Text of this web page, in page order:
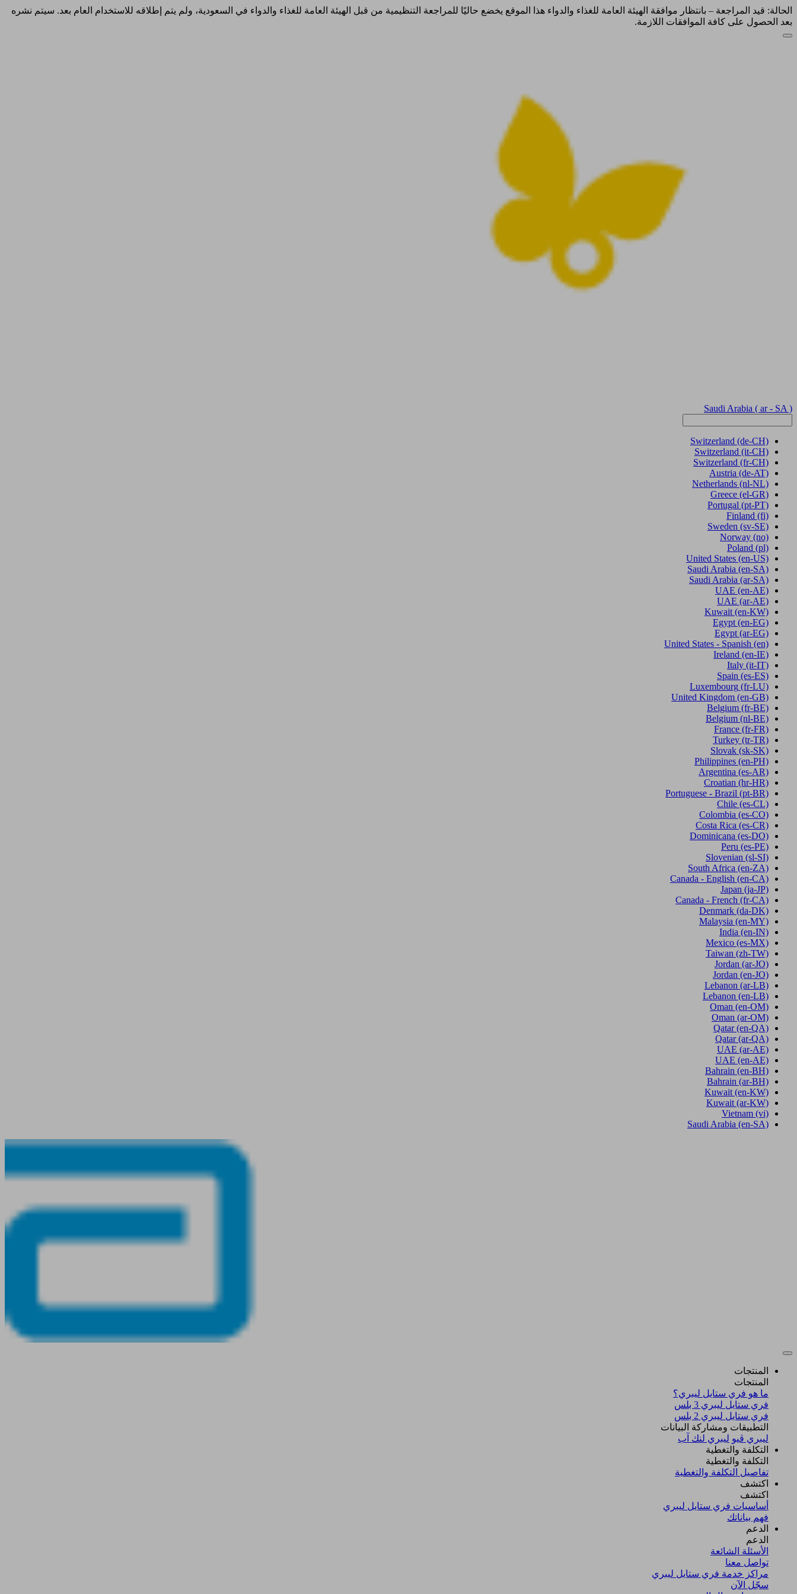
الحالة: قيد المراجعة – بانتظار موافقة الهيئة العامة للغذاء والدواء هذا الموقع يخضع حاليًا للمراجعة التنظيمية من قبل الهيئة العامة للغذاء والدواء في السعودية، ولم يتم إطلاقه للاستخدام العام بعد. سيتم نشره
بعد الحصول على كافة الموافقات اللازمة.
Saudi Arabia ( ar - SA )
Switzerland (de-CH)
Switzerland (it-CH)
Switzerland (fr-CH)
Austria (de-AT)
Netherlands (nl-NL)
Greece (el-GR)
Portugal (pt-PT)
Finland (fi)
Sweden (sv-SE)
Norway (no)
Poland (pl)
United States (en-US)
Saudi Arabia (en-SA)
Saudi Arabia (ar-SA)
UAE (en-AE)
UAE (ar-AE)
Kuwait (en-KW)
Egypt (en-EG)
Egypt (ar-EG)
United States - Spanish (en)
Ireland (en-IE)
Italy (it-IT)
Spain (es-ES)
Luxembourg (fr-LU)
United Kingdom (en-GB)
Belgium (fr-BE)
Belgium (nl-BE)
France (fr-FR)
Turkey (tr-TR)
Slovak (sk-SK)
Philippines (en-PH)
Argentina (es-AR)
Croatian (hr-HR)
Portuguese - Brazil (pt-BR)
Chile (es-CL)
Colombia (es-CO)
Costa Rica (es-CR)
Dominicana (es-DO)
Peru (es-PE)
Slovenian (sl-SI)
South Africa (en-ZA)
Canada - English (en-CA)
Japan (ja-JP)
Canada - French (fr-CA)
Denmark (da-DK)
Malaysia (en-MY)
India (en-IN)
Mexico (es-MX)
Taiwan (zh-TW)
Jordan (ar-JO)
Jordan (en-JO)
Lebanon (ar-LB)
Lebanon (en-LB)
Oman (en-OM)
Oman (ar-OM)
Qatar (en-QA)
Qatar (ar-QA)
UAE (ar-AE)
UAE (en-AE)
Bahrain (en-BH)
Bahrain (ar-BH)
Kuwait (en-KW)
Kuwait (ar-KW)
Vietnam (vi)
Saudi Arabia (en-SA)
المنتجات
المنتجات
ما هو فري ستايل ليبري؟
فري ستايل ليبري 3 بلس​
فري ستايل ليبري 2 بلس​
التطبيقات ومشاركة البيانات
ليبري ڤيو ليبري لنك آب
التكلفة والتغطية
التكلفة والتغطية
تفاصيل التكلفة والتغطية
اكتشف​
اكتشف​
أساسيات فري ستايل ليبري
فهم بياناتك
الدعم
الدعم
الأسئلة الشائعة
تواصل معنا
مراكز خدمة فري ستايل ليبري
سجّل الآن​